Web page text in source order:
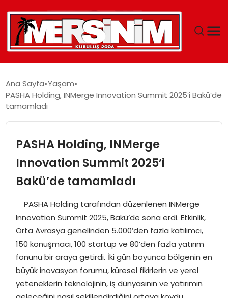
YAŞAM
EĞITIM
SPOR
EKONOMI
MAGAZIN
DÜNYA
Ana Sayfa Yaşam
PASHA Holding, INMerge Innovation Summit 2025’i Bakü’de
tamamladı
PASHA Holding, INMerge
Innovation Summit 2025’i
Bakü’de tamamladı
PASHA Holding tarafından düzenlenen INMerge
Innovation Summit 2025, Bakü’de sona erdi. Etkinlik,
Orta Avrasya genelinden 5.000’den fazla katılımcı,
150 konuşmacı, 100 startup ve 80’den fazla yatırım
fonunu bir araya getirdi. İki gün boyunca bölgenin en
büyük inovasyon forumu, küresel fikirlerin ve yerel
yeteneklerin teknolojinin, iş dünyasının ve yatırımın